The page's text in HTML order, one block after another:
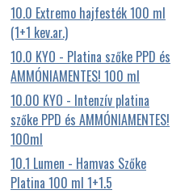
10.0 Extremo hajfesték 100 ml
(1+1 kev.ar.)
10.0 KYO - Platina szőke PPD és
AMMÓNIAMENTES! 100 ml
10.00 KYO - Intenzív platina
szőke PPD és AMMÓNIAMENTES!
100ml
10.1 Lumen - Hamvas Szőke
Platina 100 ml 1+1.5